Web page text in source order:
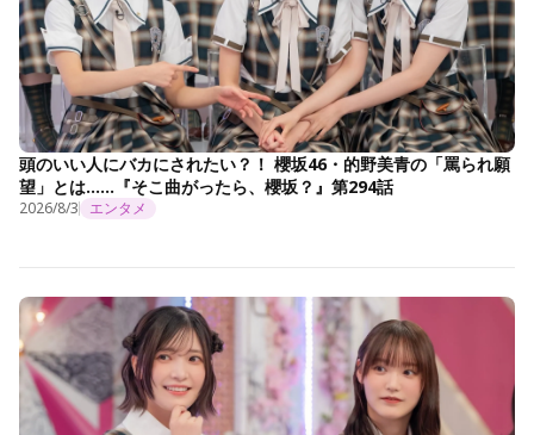
頭のいい人にバカにされたい？！ 櫻坂46・的野美青の「罵られ願
望」とは……『そこ曲がったら、櫻坂？』第294話
2026/8/3 エンタメ